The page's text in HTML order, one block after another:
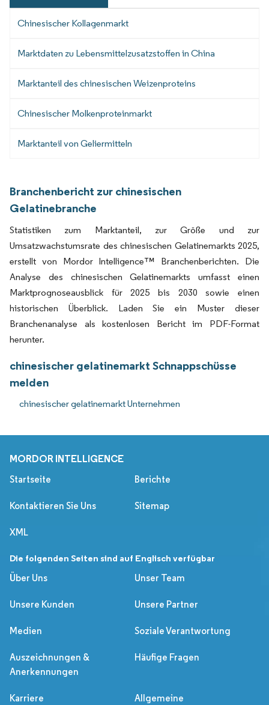
Chinesischer Kollagenmarkt
Marktdaten zu Lebensmittelzusatzstoffen in China
Marktanteil des chinesischen Weizenproteins
Chinesischer Molkenproteinmarkt
Marktanteil von Geliermitteln
Branchenbericht zur chinesischen
Gelatinebranche
Statistiken zum Marktanteil, zur Größe und zur
Umsatzwachstumsrate des chinesischen Gelatinemarkts 2025,
erstellt von Mordor Intelligence™ Branchenberichten. Die
Analyse des chinesischen Gelatinemarkts umfasst einen
Marktprognoseausblick für 2025 bis 2030 sowie einen
historischen Überblick. Laden Sie ein Muster dieser
Branchenanalyse als kostenlosen Bericht im PDF-Format
herunter.
chinesischer gelatinemarkt Schnappschüsse
melden
chinesischer gelatinemarkt Unternehmen
MORDOR INTELLIGENCE
Startseite Berichte
Kontaktieren Sie Uns Sitemap
XML
Die folgenden Seiten sind auf Englisch verfügbar
Über Uns
Unser Team
Unsere Kunden Unsere Partner
Medien Soziale Verantwortung
Auszeichnungen &
Anerkennungen
Häufige Fragen
Karriere
Allgemeine